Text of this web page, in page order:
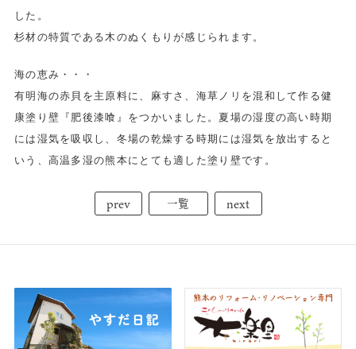
した。
杉材の特質である木のぬくもりが感じられます。
海の恵み・・・
有明海の赤貝を主原料に、麻すさ、海草ノリを混和して作る健
康塗り壁『肥後漆喰』をつかいました。夏場の湿度の高い時期
には湿気を吸収し、冬場の乾燥する時期には湿気を放出すると
いう、高温多湿の熊本にとても適した塗り壁です。
prev 一覧 next